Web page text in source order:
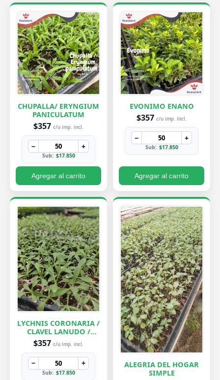
CHUPALLA/ ERYNGIUM
PANICULATUM
$357 c/u imp. incl.
− +
Sub: $17.850
Agregar al carrito
EVONIMO ENANO
$357 c/u imp. incl.
− +
Sub: $17.850
Agregar al carrito
LYCHNIS CORONARIA /
CLAVEL LANUDO /
ABUELA
$357 c/u imp. incl.
− +
Sub: $17.850
ALEGRIA DEL HOGAR
SIMPLE